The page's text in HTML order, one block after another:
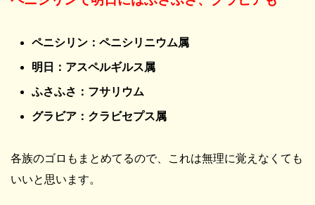
ペニシリン：ペニシリニウム属
明日：アスペルギルス属
ふさふさ：フサリウム
グラビア：クラビセプス属
各族のゴロもまとめてるので、これは無理に覚えなくても
いいと思います。